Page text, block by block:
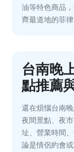
油等特色商品
齊最道地的菲律
台南晚
點推薦
還在煩惱台南
夜間景點、夜
址、營業時間
論是情侶約會